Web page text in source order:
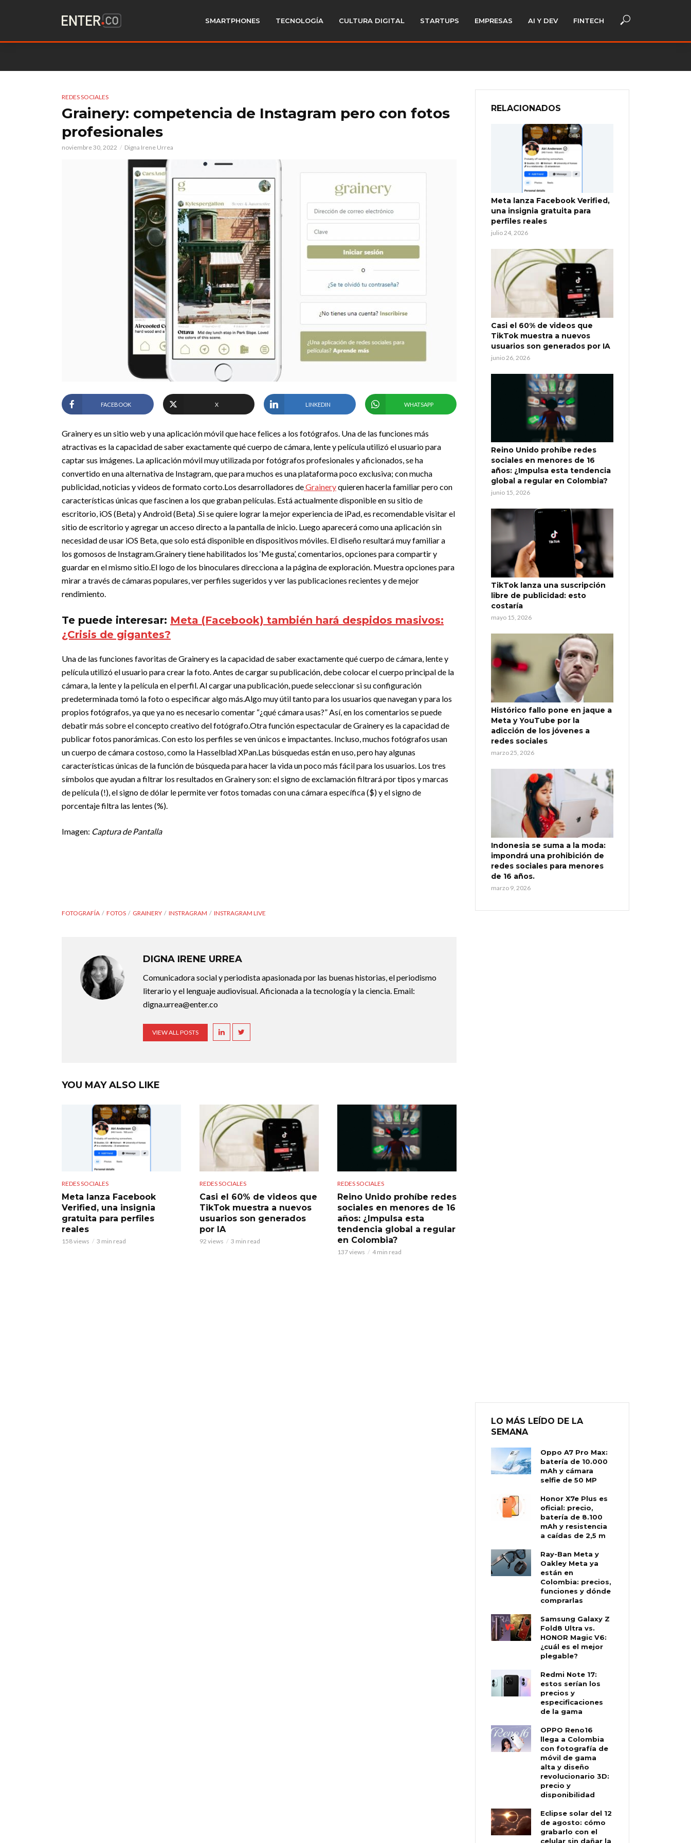
SMARTPHONES TECNOLOGÍA CULTURA DIGITAL STARTUPS EMPRESAS AI Y DEV FINTECH
REDES SOCIALES
Grainery: competencia de Instagram pero con fotos
profesionales
noviembre 30, 2022 Digna Irene Urrea
FACEBOOK X LINKEDIN WHATSAPP
Grainery es un sitio web y una aplicación móvil que hace felices a los fotógrafos. Una de las funciones más
atractivas es la capacidad de saber exactamente qué cuerpo de cámara, lente y película utilizó el usuario para
captar sus imágenes. La aplicación móvil muy utilizada por fotógrafos profesionales y aficionados, se ha
convertido en una alternativa de Instagram, que para muchos es una plataforma poco exclusiva; con mucha
publicidad, noticias y videos de formato corto.Los desarrolladores deGraineryquieren hacerla familiar pero con
características únicas que fascinen a los que graban películas. Está actualmente disponible en su sitio de
escritorio, iOS (Beta) y Android (Beta) .Si se quiere lograr la mejor experiencia de iPad, es recomendable visitar el
sitio de escritorio y agregar un acceso directo a la pantalla de inicio. Luego aparecerá como una aplicación sin
necesidad de usar iOS Beta, que solo está disponible en dispositivos móviles. El diseño resultará muy familiar a
los gomosos de Instagram.Grainery tiene habilitados los ‘Me gusta’, comentarios, opciones para compartir y
guardar en el mismo sitio.El logo de los binoculares direcciona a la página de exploración. Muestra opciones para
mirar a través de cámaras populares, ver perfiles sugeridos y ver las publicaciones recientes y de mejor
rendimiento.
Te puede interesar: Meta (Facebook) también hará despidos masivos:
¿Crisis de gigantes?
Una de las funciones favoritas de Grainery es la capacidad de saber exactamente qué cuerpo de cámara, lente y
película utilizó el usuario para crear la foto. Antes de cargar su publicación, debe colocar el cuerpo principal de la
cámara, la lente y la película en el perfil. Al cargar una publicación, puede seleccionar si su configuración
predeterminada tomó la foto o especificar algo más.Algo muy útil tanto para los usuarios que navegan y para los
propios fotógrafos, ya que ya no es necesario comentar “¿qué cámara usas?” Así, en los comentarios se puede
debatir más sobre el concepto creativo del fotógrafo.Otra función espectacular de Grainery es la capacidad de
publicar fotos panorámicas. Con esto los perfiles se ven únicos e impactantes. Incluso, muchos fotógrafos usan
un cuerpo de cámara costoso, como la Hasselblad XPan.Las búsquedas están en uso, pero hay algunas
características únicas de la función de búsqueda para hacer la vida un poco más fácil para los usuarios. Los tres
símbolos que ayudan a filtrar los resultados en Grainery son: el signo de exclamación filtrará por tipos y marcas
de película (!), el signo de dólar le permite ver fotos tomadas con una cámara específica ($) y el signo de
porcentaje filtra las lentes (%).
Imagen: Captura de Pantalla
FOTOGRAFÍA FOTOS GRAINERY INSTRAGRAM INSTRAGRAM LIVE
DIGNA IRENE URREA
Comunicadora social y periodista apasionada por las buenas historias, el periodismo
literario y el lenguaje audiovisual. Aficionada a la tecnología y la ciencia. Email:
digna.urrea@enter.co
VIEW ALL POSTS
YOU MAY ALSO LIKE
REDES SOCIALES
Meta lanza Facebook
Verified, una insignia
gratuita para perfiles
reales
158 views 3 min read
REDES SOCIALES
Casi el 60% de videos que
TikTok muestra a nuevos
usuarios son generados
por IA
92 views 3 min read
REDES SOCIALES
Reino Unido prohíbe redes
sociales en menores de 16
años: ¿Impulsa esta
tendencia global a regular
en Colombia?
137 views 4 min read
RELACIONADOS
Meta lanza Facebook Verified,
una insignia gratuita para
perfiles reales
julio 24, 2026
Casi el 60% de videos que
TikTok muestra a nuevos
usuarios son generados por IA
junio 26, 2026
Reino Unido prohíbe redes
sociales en menores de 16
años: ¿Impulsa esta tendencia
global a regular en Colombia?
junio 15, 2026
TikTok lanza una suscripción
libre de publicidad: esto
costaría
mayo 15, 2026
Histórico fallo pone en jaque a
Meta y YouTube por la
adicción de los jóvenes a
redes sociales
marzo 25, 2026
Indonesia se suma a la moda:
impondrá una prohibición de
redes sociales para menores
de 16 años.
marzo 9, 2026
LO MÁS LEÍDO DE LA
SEMANA
Oppo A7 Pro Max:
batería de 10.000
mAh y cámara
selfie de 50 MP
Honor X7e Plus es
oficial: precio,
batería de 8.100
mAh y resistencia
a caídas de 2,5 m
Ray-Ban Meta y
Oakley Meta ya
están en
Colombia: precios,
funciones y dónde
comprarlas
Samsung Galaxy Z
Fold8 Ultra vs.
HONOR Magic V6:
¿cuál es el mejor
plegable?
Redmi Note 17:
estos serían los
precios y
especificaciones
de la gama
OPPO Reno16
llega a Colombia
con fotografía de
móvil de gama
alta y diseño
revolucionario 3D:
precio y
disponibilidad
Eclipse solar del 12
de agosto: cómo
grabarlo con el
celular sin dañar la